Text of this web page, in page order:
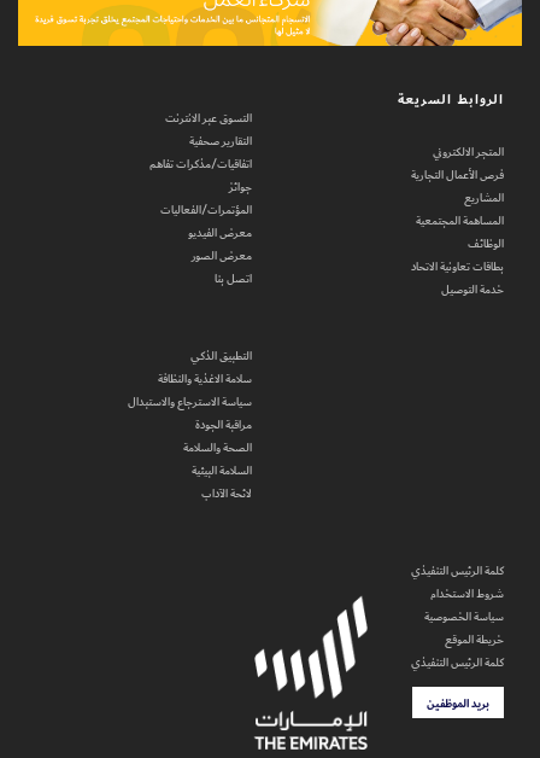
الروابط السريعة
المتجر الالكتروني
فرص الأعمال التجارية
المشاريع
المساهمة المجتمعية
الوظائف
بطاقات تعاونية الاتحاد
خدمة التوصيل
التسوق عبر الانترنت
التقارير صحفية
اتفاقيات/مذكرات تفاهم
جوائز
المؤتمرات/الفعاليات
معرض الفيديو
معرض الصور
اتصل بنا
التطبيق الذكي
سلامة الاغذية والنظافة
سياسة الاسترجاع والاستبدال
مراقبة الجودة
الصحة والسلامة
السلامة البيئية
لائحة الآداب
كلمة الرئيس التنفيذي
شروط الاستخدام
سياسة الخصوصية
خريطة الموقع
كلمة الرئيس التنفيذي
بريد الموظفين